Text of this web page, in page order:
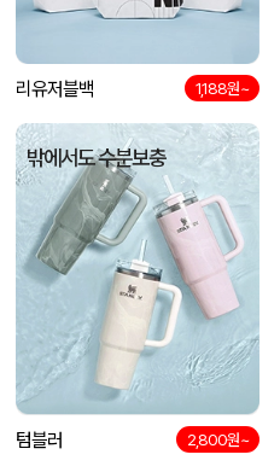
리유저블백 1,188원~
밖에서도 수분보충
텀블러 2,800원~